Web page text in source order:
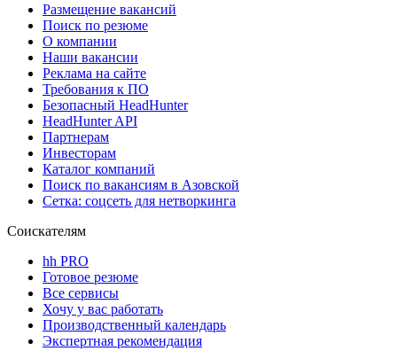
Размещение вакансий
Поиск по резюме
О компании
Наши вакансии
Реклама на сайте
Требования к ПО
Безопасный HeadHunter
HeadHunter API
Партнерам
Инвесторам
Каталог компаний
Поиск по вакансиям в Азовской
Сетка: соцсеть для нетворкинга
Соискателям
hh PRO
Готовое резюме
Все сервисы
Хочу у вас работать
Производственный календарь
Экспертная рекомендация